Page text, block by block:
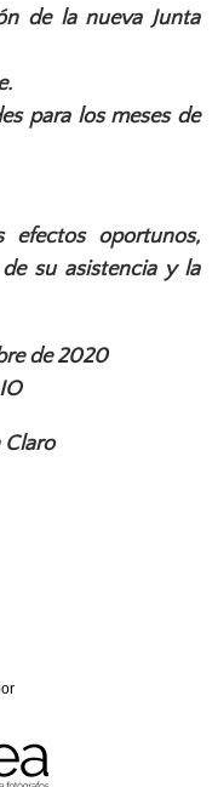
de la nueva Junta
para los meses de
oportunos,
su asistencia y la
de 2020